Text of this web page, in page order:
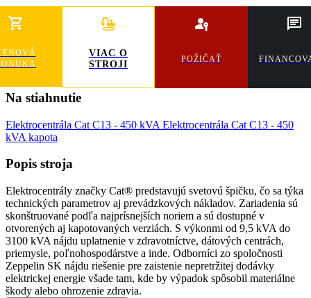
VIAC O
STROJI
POŽIČAŤ
Na stiahnutie
Elektrocentrála Cat C13 - 450 kVA Elektrocentrála Cat C13 - 450
kVA kapota
Popis stroja
Elektrocentrály značky Cat® predstavujú svetovú špičku, čo sa týka
technických parametrov aj prevádzkových nákladov. Zariadenia sú
skonštruované podľa najprísnejších noriem a sú dostupné v
otvorených aj kapotovaných verziách. S výkonmi od 9,5 kVA do
3100 kVA nájdu uplatnenie v zdravotníctve, dátových centrách,
priemysle, poľnohospodárstve a inde. Odborníci zo spoločnosti
Zeppelin SK nájdu riešenie pre zaistenie nepretržitej dodávky
elektrickej energie všade tam, kde by výpadok spôsobil materiálne
škody alebo ohrozenie zdravia.